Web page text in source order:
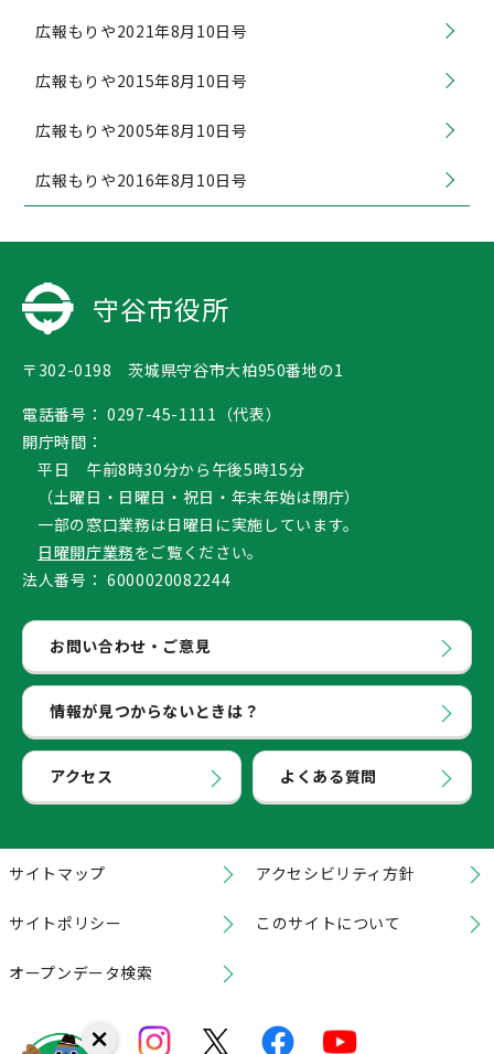
広報もりや2021年8月10日号
広報もりや2015年8月10日号
広報もりや2005年8月10日号
広報もりや2016年8月10日号
守谷市役所
〒302-0198 茨城県守谷市大柏950番地の1
電話番号： 0297-45-1111（代表）
開庁時間：
平日 午前8時30分から午後5時15分
（土曜日・日曜日・祝日・年末年始は閉庁）
一部の窓口業務は日曜日に実施しています。
日曜開庁業務をご覧ください。
法人番号： 6000020082244
お問い合わせ・ご意見
情報が見つからないときは？
アクセス よくある質問
サイトマップ アクセシビリティ方針
サイトポリシー このサイトについて
オープンデータ検索